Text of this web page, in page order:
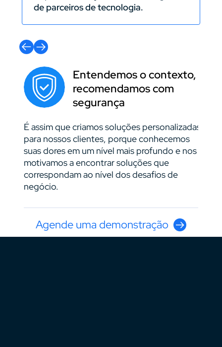
de parceiros de tecnologia.
É assim que criamos soluções personalizadas
para nossos clientes, porque conhecemos
suas dores em um nível mais profundo e nos
motivamos a encontrar soluções que
correspondam ao nível dos desafios de
negócio.
Entendemos o contexto,
recomendamos com
segurança
Agende uma demonstração